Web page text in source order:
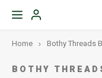
Home Bothy Threads
BOTHY